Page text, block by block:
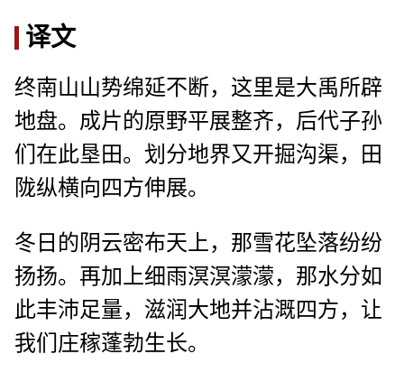
译文
终南山山势绵延不断，这里是大禹所辟
地盘。成片的原野平展整齐，后代子孙
们在此垦田。划分地界又开掘沟渠，田
陇纵横向四方伸展。
冬日的阴云密布天上，那雪花坠落纷纷
扬扬。再加上细雨溟溟濛濛，那水分如
此丰沛足量，滋润大地并沾溉四方，让
我们庄稼蓬勃生长。